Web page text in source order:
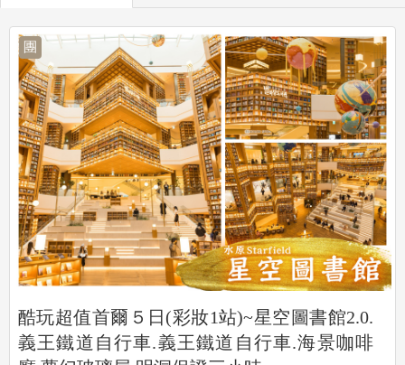
團
酷玩超值首爾５日(彩妝1站)~星空圖書館2.0.
義王鐵道自行車.義王鐵道自行車.海景咖啡